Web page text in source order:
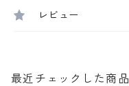
レビュー
最近チェックした商品